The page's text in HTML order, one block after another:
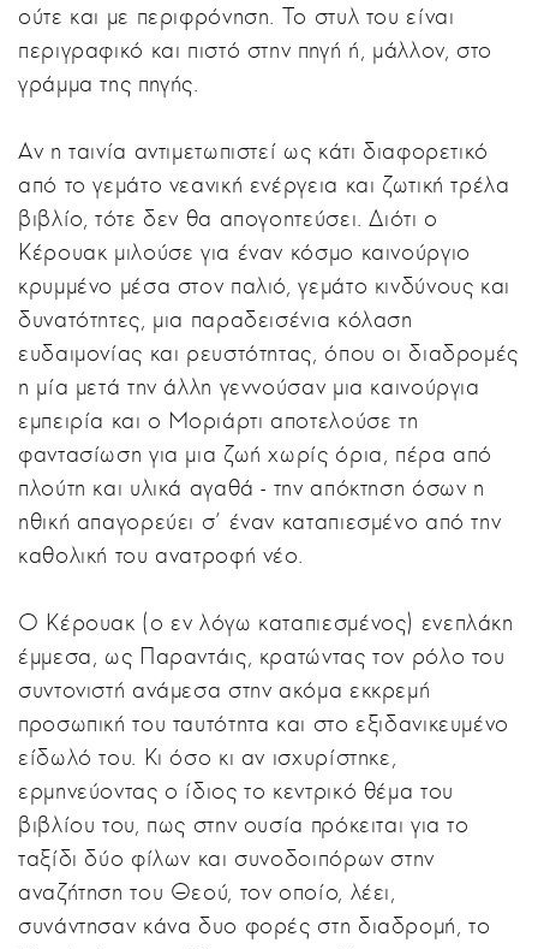
ούτε και με περιφρόνηση. Το στυλ του είναι
περιγραφικό και πιστό στην πηγή ή, μάλλον, στο
γράμμα της πηγής.
Αν η ταινία αντιμετωπιστεί ως κάτι διαφορετικό
από το γεμάτο νεανική ενέργεια και ζωτική τρέλα
βιβλίο, τότε δεν θα απογοητεύσει. Διότι ο
Κέρουακ μιλούσε για έναν κόσμο καινούργιο
κρυμμένο μέσα στον παλιό, γεμάτο κινδύνους και
δυνατότητες, μια παραδεισένια κόλαση
ευδαιμονίας και ρευστότητας, όπου οι διαδρομές
η μία μετά την άλλη γεννούσαν μια καινούργια
εμπειρία και ο Μοριάρτι αποτελούσε τη
φαντασίωση για μια ζωή χωρίς όρια, πέρα από
πλούτη και υλικά αγαθά - την απόκτηση όσων η
ηθική απαγορεύει σ’ έναν καταπιεσμένο από την
καθολική του ανατροφή νέο.
Ο Κέρουακ (ο εν λόγω καταπιεσμένος) ενεπλάκη
έμμεσα, ως Παραντάις, κρατώντας τον ρόλο του
συντονιστή ανάμεσα στην ακόμα εκκρεμή
προσωπική του ταυτότητα και στο εξιδανικευμένο
είδωλό του. Κι όσο κι αν ισχυρίστηκε,
ερμηνεύοντας ο ίδιος το κεντρικό θέμα του
βιβλίου του, πως στην ουσία πρόκειται για το
ταξίδι δύο φίλων και συνοδοιπόρων στην
αναζήτηση του Θεού, τον οποίο, λέει,
συνάντησαν κάνα δυο φορές στη διαδρομή, το